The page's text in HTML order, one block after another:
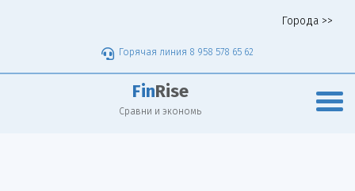
Города >>
Горячая линия 8 958 578 65 62
Fin Rise
Сравни и экономь